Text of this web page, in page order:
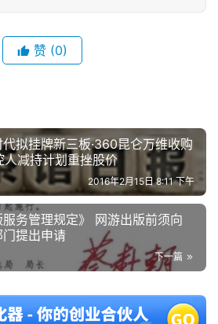
赞 (0)
代拟挂牌新三板·360昆仑万维收购
人减持计划重挫股价
2016年2月15日 8:11 下午
务管理规定》 网游出版前须向
提出申请
下一篇